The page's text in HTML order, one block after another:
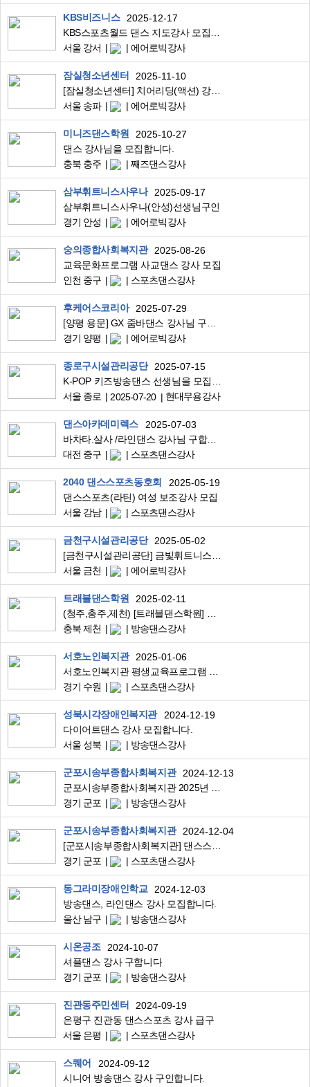
KBS비즈니스
2025-12-17
KBS스포츠월드 댄스 지도강사 모집 공고
서울 강서
에어로빅강사
잠실청소년센터
2025-11-10
[잠실청소년센터] 치어리딩(액션) 강사 구인
서울 송파
에어로빅강사
미니즈댄스학원
2025-10-27
댄스 강사님을 모집합니다.
충북 충주
째즈댄스강사
삼부휘트니스사우나
2025-09-17
삼부휘트니스사우나(안성)선생님구인
경기 안성
에어로빅강사
숭의종합사회복지관
2025-08-26
교육문화프로그램 사교댄스 강사 모집
인천 중구
스포츠댄스강사
후케어스코리아
2025-07-29
[양평 용문] GX 줌바댄스 강사님 구인합니다.
경기 양평
에어로빅강사
종로구시설관리공단
2025-07-15
K-POP 키즈방송댄스 선생님을 모집합니다(1명)
서울 종로
2025-07-20 현대무용강사
댄스아카데미렉스
2025-07-03
바차타.살사 /라인댄스 강사님 구합니다
대전 중구
스포츠댄스강사
2040 댄스스포츠동호회
2025-05-19
댄스스포츠(라틴) 여성 보조강사 모집
서울 강남
스포츠댄스강사
금천구시설관리공단
2025-05-02
[금천구시설관리공단] 금빛휘트니스센터 파워댄스 강사님 모십니다.
서울 금천
에어로빅강사
트래블댄스학원
2025-02-11
(청주,충주,제천) [트래블댄스학원] 강사님 구합니다
충북 제천
방송댄스강사
서호노인복지관
2025-01-06
서호노인복지관 평생교육프로그램 시니어댄스 강사 모집
경기 수원
스포츠댄스강사
성북시각장애인복지관
2024-12-19
다이어트댄스 강사 모집합니다.
서울 성북
방송댄스강사
군포시송부종합사회복지관
2024-12-13
군포시송부종합사회복지관 2025년 건강증진, 교육문화사업 강사 구인공고(유아발레, 방송댄스, 스포츠댄스, 요가)
경기 군포
방송댄스강사
군포시송부종합사회복지관
2024-12-04
[군포시송부종합사회복지관] 댄스스포츠, 줌바댄스 강사 구인
경기 군포
스포츠댄스강사
동그라미장애인학교
2024-12-03
방송댄스, 라인댄스 강사 모집합니다.
울산 남구
방송댄스강사
시온공조
2024-10-07
셔플댄스 강사 구함니다
경기 군포
방송댄스강사
진관동주민센터
2024-09-19
은평구 진관동 댄스스포츠 강사 급구
서울 은평
스포츠댄스강사
스퀘어
2024-09-12
시니어 방송댄스 강사 구인합니다.